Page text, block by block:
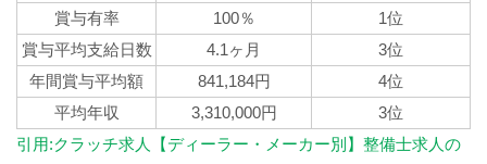
賞与有率 100％
1位
賞与平均支給日数
4.1ヶ月
3位
年間賞与平均額
841,184円
4位
平均年収
3,310,000円
3位
引用:クラッチ求人【ディーラー・メーカー別】整備士求人の